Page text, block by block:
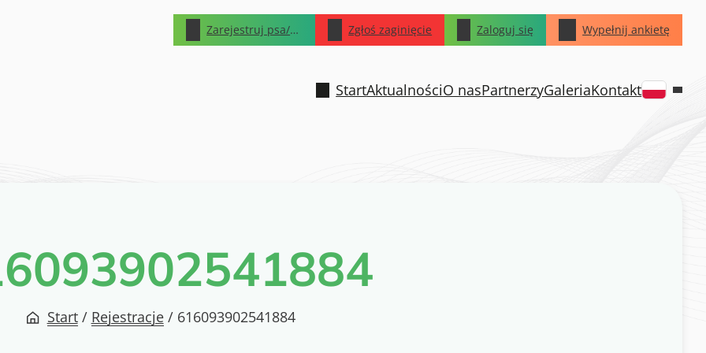
Zarejestruj psa/kota Zgłoś zaginięcie Zaloguj się Wypełnij ankietę
StartAktualnościO nasPartnerzyGaleriaKontakt
Start / Rejestracje / 616093902541884